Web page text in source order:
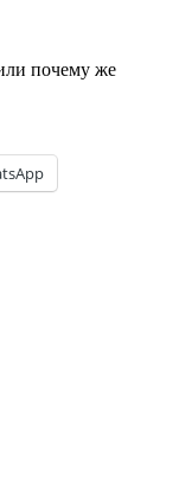
почему же